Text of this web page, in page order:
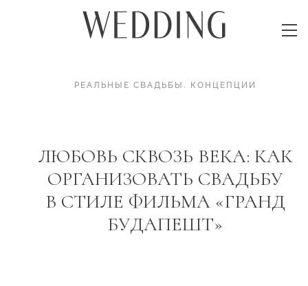
РЕАЛЬНЫЕ СВАДЬБЫ . КОНЦЕПЦИИ
ЛЮБОВЬ СКВОЗЬ ВЕКА: КАК
ОРГАНИЗОВАТЬ СВАДЬБУ
В СТИЛЕ ФИЛЬМА «ГРАНД
БУДАПЕШТ»